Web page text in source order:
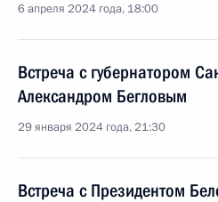
6 апреля 2024 года, 18:00
Встреча с губернатором
Александром Бегловым
29 января 2024 года, 21:30
Встреча с Президентом